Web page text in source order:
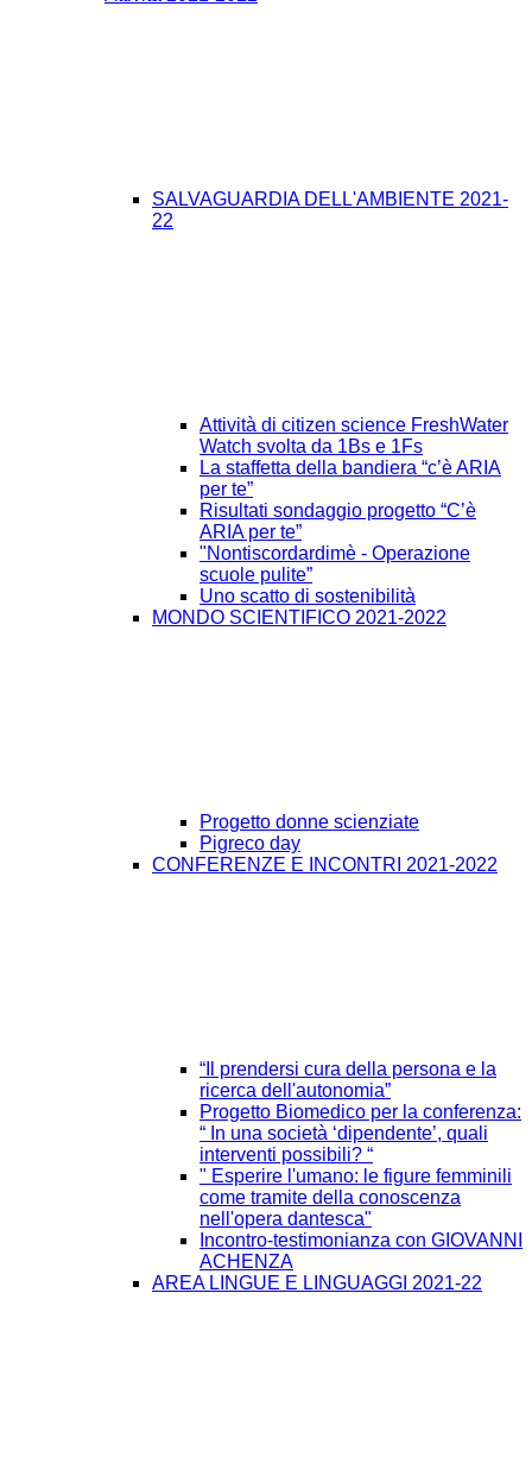
SALVAGUARDIA DELL'AMBIENTE 2021-
22
Attività di citizen science FreshWater
Watch svolta da 1Bs e 1Fs
La staffetta della bandiera “c’è ARIA
per te”
Risultati sondaggio progetto “C’è
ARIA per te”
"Nontiscordardimè - Operazione
scuole pulite”
Uno scatto di sostenibilità
MONDO SCIENTIFICO 2021-2022
Progetto donne scienziate
Pigreco day
CONFERENZE E INCONTRI 2021-2022
“Il prendersi cura della persona e la
ricerca dell'autonomia”
Progetto Biomedico per la conferenza:
“ In una società ‘dipendente’, quali
interventi possibili? “
" Esperire l'umano: le figure femminili
come tramite della conoscenza
nell'opera dantesca"
Incontro-testimonianza con GIOVANNI
ACHENZA
AREA LINGUE E LINGUAGGI 2021-22